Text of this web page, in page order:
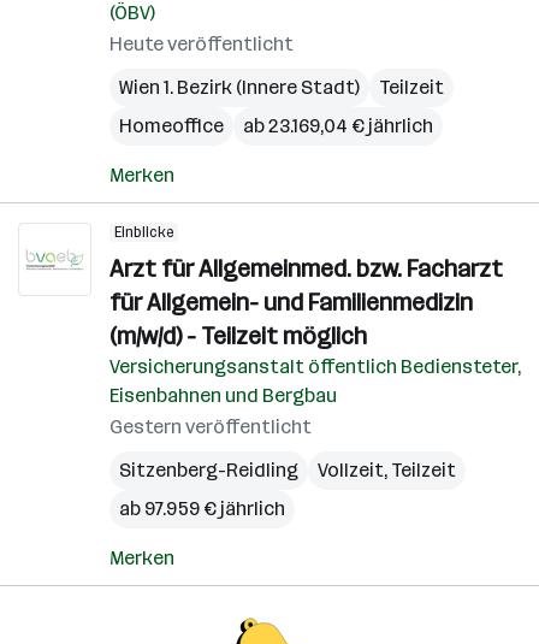
(ÖBV)
Heute veröffentlicht
Wien 1. Bezirk (Innere Stadt)
Teilzeit
Homeoffice
ab 23.169,04 € jährlich
Merken
Einblicke
Arzt für Allgemeinmed. bzw. Facharzt
für Allgemein- und Familienmedizin
(m/w/d) - Teilzeit möglich
Versicherungsanstalt öffentlich Bediensteter,
Eisenbahnen und Bergbau
Gestern veröffentlicht
Sitzenberg-Reidling
Vollzeit, Teilzeit
ab 97.959 € jährlich
Merken